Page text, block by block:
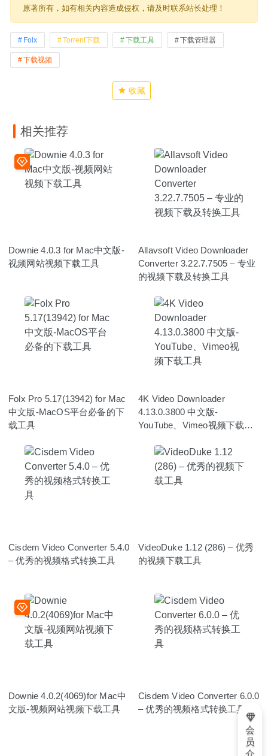
原著所有，如有相关内容造成侵权，请及时联系站长处理！
Folx Torrent下载 下载工具 下载管理器
下载视频
收藏
相关推荐
Downie 4.0.3 for Mac中文版-
视频网站视频下载工具
Allavsoft Video Downloader
Converter 3.22.7.7505 – 专业
的视频下载及转换工具
Folx Pro 5.17(13942) for Mac
中文版-MacOS平台必备的下
载工具
4K Video Downloader
4.13.0.3800 中文版-
YouTube、Vimeo视频下载工
Cisdem Video Converter 5.4.0
– 优秀的视频格式转换工具
VideoDuke 1.12 (286) – 优秀
的视频下载工具
Downie 4.0.2(4069)for Mac中
文版-视频网站视频下载工具
Cisdem Video Converter 6.0.0
– 优秀的视频格式转换工具
会
员
介